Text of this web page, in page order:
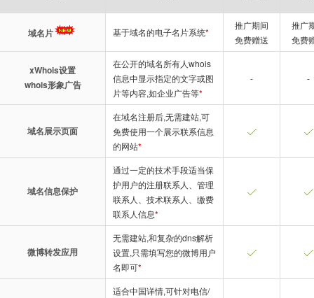
域名片 基于域名的电子名片系统*
推广期间
免费赠送
推广
免费
xWhois设置
whois形象广告
在公开的域名所有人whois
信息中显示指定的文字或图
片等内容,如企业广告等*
- -
域名展示页面
在域名注册后,无需建站,可
免费使用一个展示联系信息
的网站*
域名信息保护
通过一定的技术手段适当保
护用户的注册联系人、管理
联系人、技术联系人、缴费
联系人信息*
微博转发应用
无需建站,和复杂的dns解析
设置,只需填写您的微博用户
名即可*
适合中国详情,可针对电信/